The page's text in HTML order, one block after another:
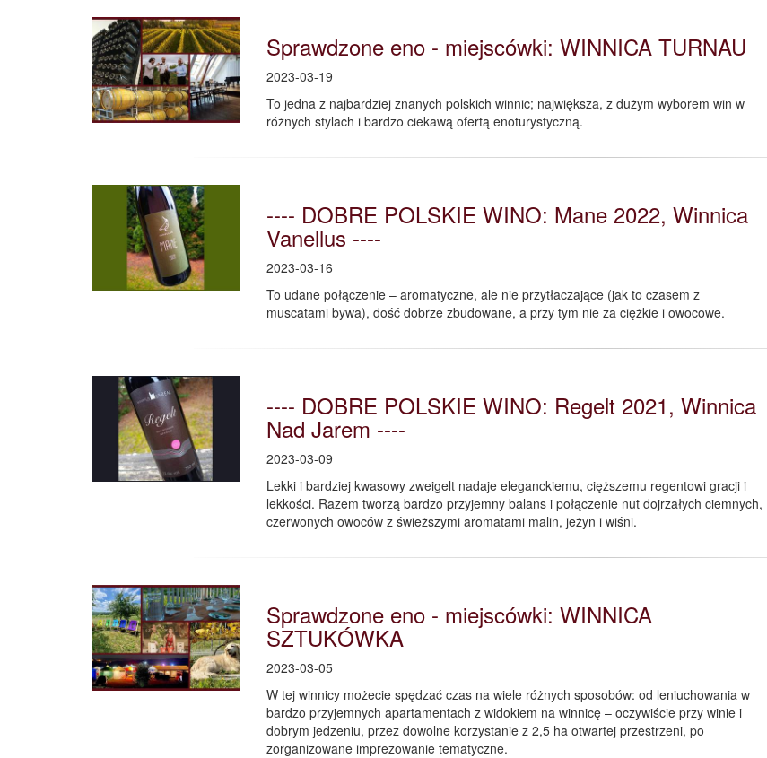
Sprawdzone eno - miejscówki: WINNICA TURNAU
2023-03-19
To jedna z najbardziej znanych polskich winnic; największa, z dużym wyborem win w
różnych stylach i bardzo ciekawą ofertą enoturystyczną.
---- DOBRE POLSKIE WINO: Mane 2022, Winnica
Vanellus ----
2023-03-16
To udane połączenie – aromatyczne, ale nie przytłaczające (jak to czasem z
muscatami bywa), dość dobrze zbudowane, a przy tym nie za ciężkie i owocowe.
---- DOBRE POLSKIE WINO: Regelt 2021, Winnica
Nad Jarem ----
2023-03-09
Lekki i bardziej kwasowy zweigelt nadaje eleganckiemu, cięższemu regentowi gracji i
lekkości. Razem tworzą bardzo przyjemny balans i połączenie nut dojrzałych ciemnych,
czerwonych owoców z świeższymi aromatami malin, jeżyn i wiśni.
Sprawdzone eno - miejscówki: WINNICA
SZTUKÓWKA
2023-03-05
W tej winnicy możecie spędzać czas na wiele różnych sposobów: od leniuchowania w
bardzo przyjemnych apartamentach z widokiem na winnicę – oczywiście przy winie i
dobrym jedzeniu, przez dowolne korzystanie z 2,5 ha otwartej przestrzeni, po
zorganizowane imprezowanie tematyczne.